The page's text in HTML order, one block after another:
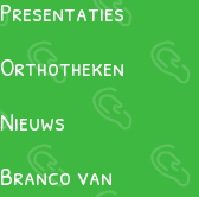
Branco van